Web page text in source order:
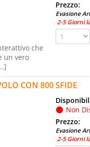
che
un vero
Prezzo:
Evasione
2-5 Giorni
CON 800 SFIDE
Non
Prezzo:
Evasione
2-5 Giorni